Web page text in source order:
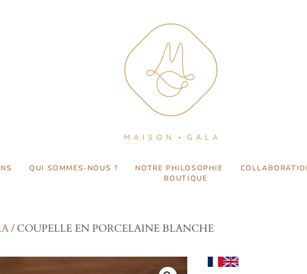
QUI SOMMES-NOUS ? NOTRE PHILOSOPHIE
BOUTIQUE
/ COUPELLE EN PORCELAINE BLANCHE